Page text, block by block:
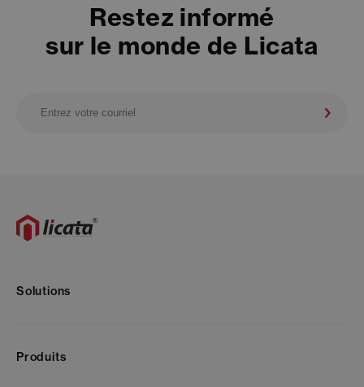
Restez informé
sur le monde de Licata
Solutions
Produits